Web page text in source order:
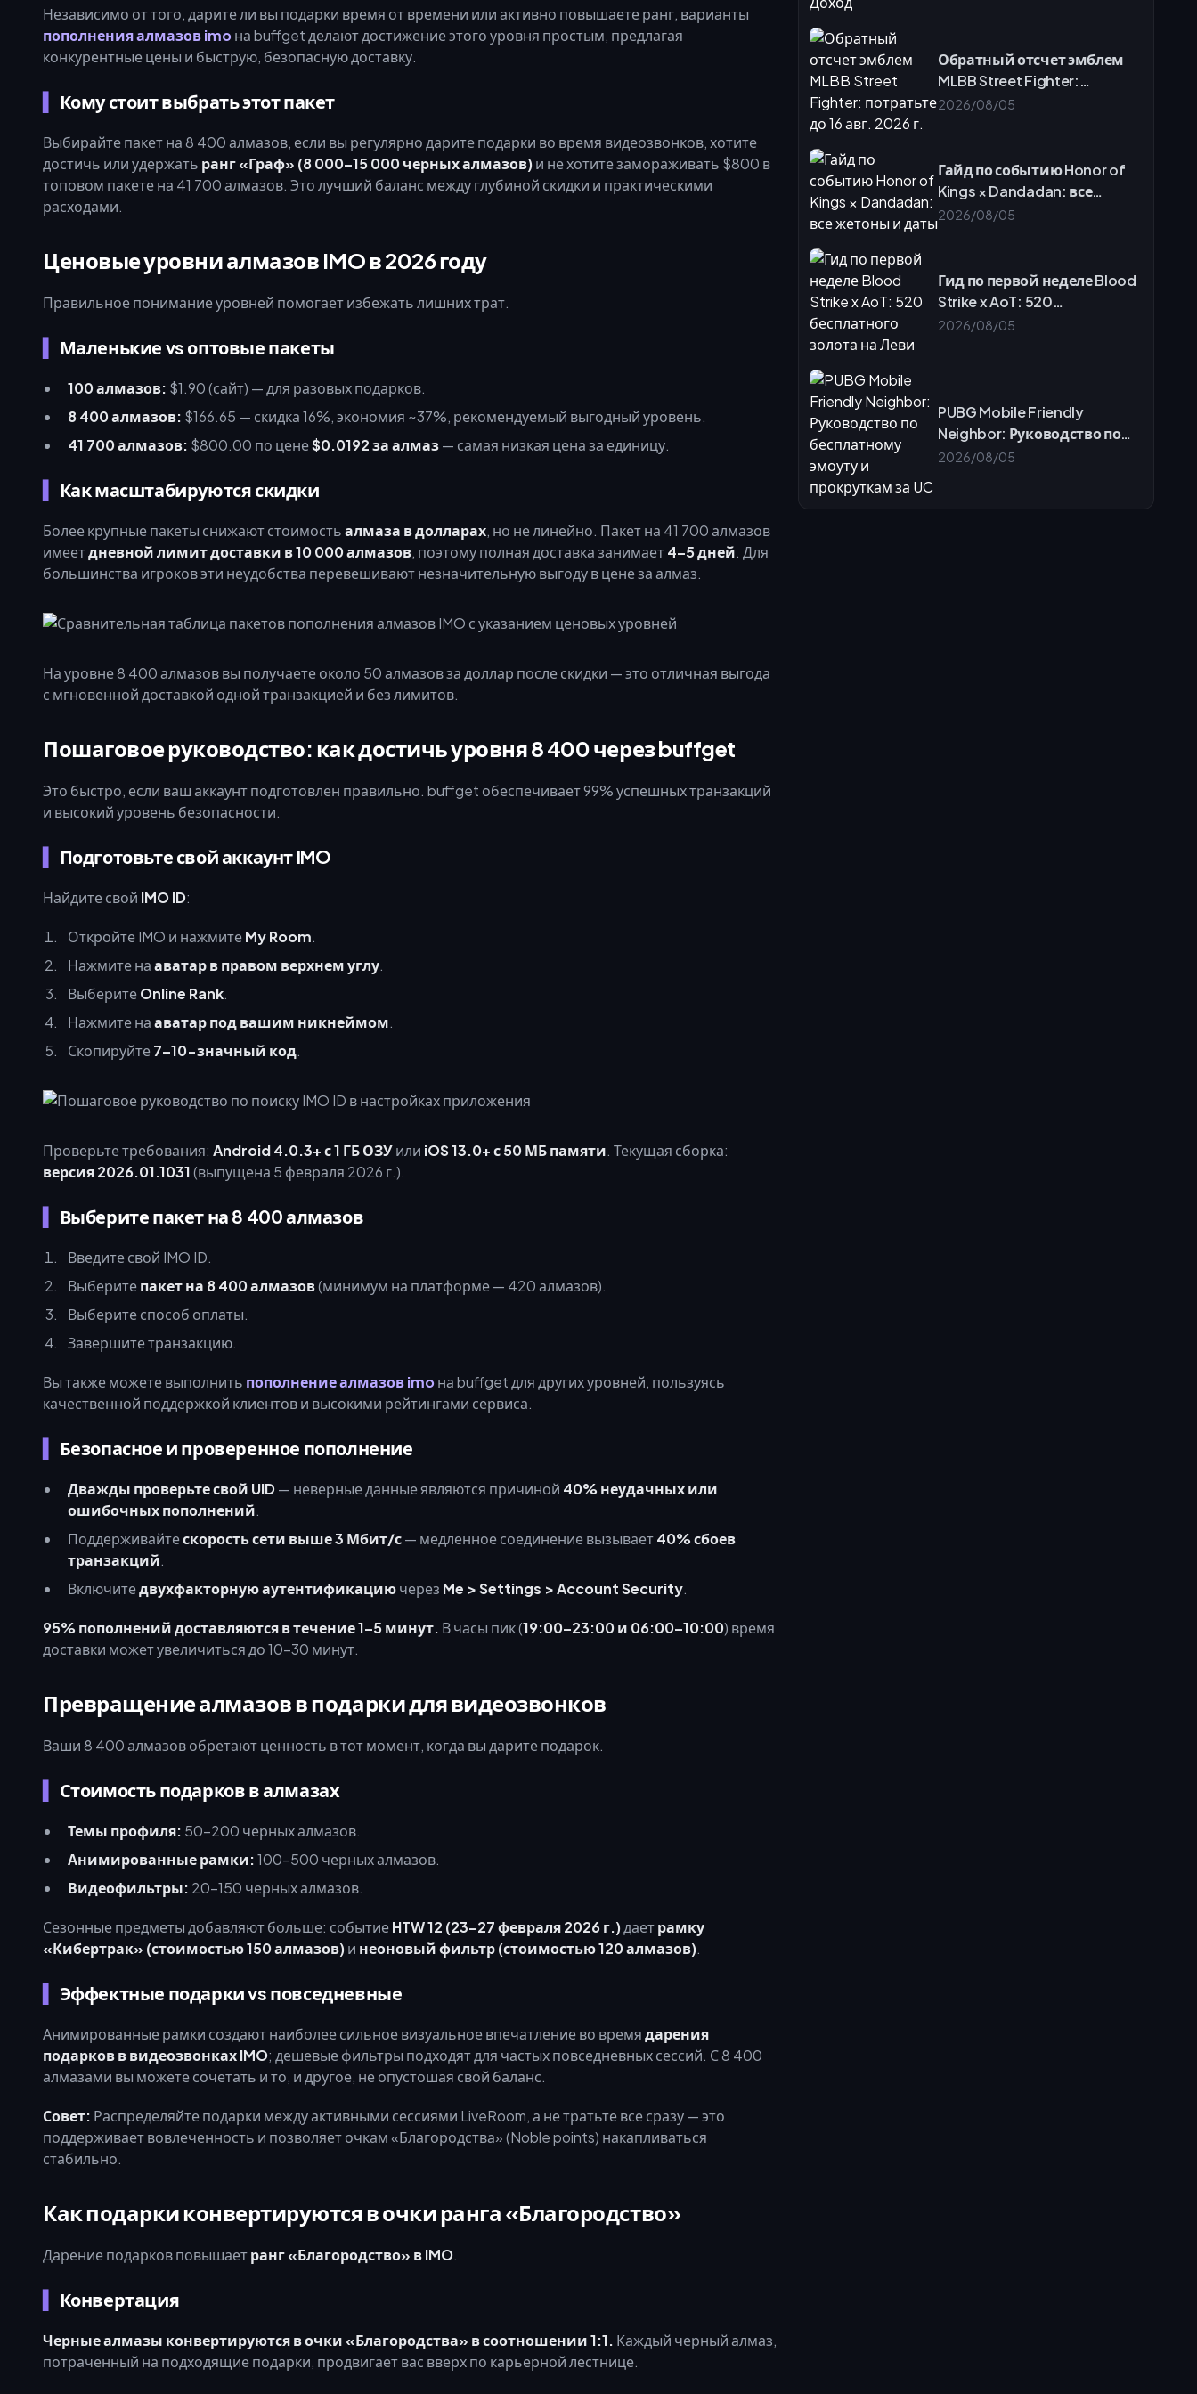
Часто задаваемые вопросы
Обратный отсчет эмблем
MLBB Street Fighter:
потратьте до 16 авг. 2026 г.
2026/08/05
Гайд по событию Honor of
Kings × Dandadan: все
жетоны и даты
2026/08/05
Гид по первой неделе Blood
Strike x AoT: 520
бесплатного золота на Леви
2026/08/05
PUBG Mobile Friendly
Neighbor: Руководство по
бесплатному эмоуту и
2026/08/05
Независимо от того, дарите ли вы подарки время от времени или активно повышаете ранг, варианты
пополнения алмазов imoна buffget делают достижение этого уровня простым, предлагая
конкурентные цены и быструю, безопасную доставку.
Кому стоит выбрать этот пакет
Выбирайте пакет на 8 400 алмазов, если вы регулярно дарите подарки во время видеозвонков, хотите
достичь или удержать ранг «Граф» (8 000–15 000 черных алмазов)и не хотите замораживать $800 в
топовом пакете на 41 700 алмазов. Это лучший баланс между глубиной скидки и практическими
расходами.
Ценовые уровни алмазов IMO в 2026 году
Правильное понимание уровней помогает избежать лишних трат.
Маленькие vs оптовые пакеты
100 алмазов: $1.90 (сайт) — для разовых подарков.
8 400 алмазов: $166.65 — скидка 16%, экономия ~37%, рекомендуемый выгодный уровень.
41 700 алмазов: $800.00 по цене$0.0192 за алмаз— самая низкая цена за единицу.
Как масштабируются скидки
Более крупные пакеты снижают стоимостьалмаза в долларах, но не линейно. Пакет на 41 700 алмазов
имеетдневной лимит доставки в 10 000 алмазов, поэтому полная доставка занимает4–5 дней. Для
большинства игроков эти неудобства перевешивают незначительную выгоду в цене за алмаз.
На уровне 8 400 алмазов вы получаете около 50 алмазов за доллар после скидки — это отличная выгода
с мгновенной доставкой одной транзакцией и без лимитов.
Пошаговое руководство: как достичь уровня 8 400 через buffget
Это быстро, если ваш аккаунт подготовлен правильно. buffget обеспечивает 99% успешных транзакций
и высокий уровень безопасности.
Подготовьте свой аккаунт IMO
Найдите свой IMO ID:
Откройте IMO и нажмитеMy Room.
Нажмите нааватар в правом верхнем углу.
ВыберитеOnline Rank.
Нажмите нааватар под вашим никнеймом.
Скопируйте7–10-значный код.
Проверьте требования: Android 4.0.3+ с 1 ГБ ОЗУили iOS 13.0+ с 50 МБ памяти. Текущая сборка:
версия 2026.01.1031(выпущена 5 февраля 2026 г.).
Выберите пакет на 8 400 алмазов
Введите свой IMO ID.
Выберитепакет на 8 400 алмазов(минимум на платформе — 420 алмазов).
Выберите способ оплаты.
Завершите транзакцию.
Вы также можете выполнить пополнение алмазов imoна buffget для других уровней, пользуясь
качественной поддержкой клиентов и высокими рейтингами сервиса.
Безопасное и проверенное пополнение
Дважды проверьте свой UID— неверные данные являются причиной 40% неудачных или
ошибочных пополнений.
Поддерживайтескорость сети выше 3 Мбит/с— медленное соединение вызывает40% сбоев
транзакций.
Включитедвухфакторную аутентификациючерез Me > Settings > Account Security.
95% пополнений доставляются в течение 1–5 минут. В часы пик (19:00–23:00 и 06:00–10:00) время
доставки может увеличиться до 10–30 минут.
Превращение алмазов в подарки для видеозвонков
Ваши 8 400 алмазов обретают ценность в тот момент, когда вы дарите подарок.
Стоимость подарков в алмазах
Темы профиля: 50–200 черных алмазов.
Анимированные рамки:100–500 черных алмазов.
Видеофильтры: 20–150 черных алмазов.
Сезонные предметы добавляют больше: событиеHTW 12 (23–27 февраля 2026 г.)даетрамку
«Кибертрак» (стоимостью 150 алмазов)и неоновый фильтр (стоимостью 120 алмазов).
Эффектные подарки vs повседневные
Анимированные рамки создают наиболее сильное визуальное впечатление во времядарения
подарков в видеозвонках IMO; дешевые фильтры подходят для частых повседневных сессий. С 8 400
алмазами вы можете сочетать и то, и другое, не опустошая свой баланс.
Совет: Распределяйте подарки между активными сессиями LiveRoom, а не тратьте все сразу — это
поддерживает вовлеченность и позволяет очкам «Благородства» (Noble points) накапливаться
стабильно.
Как подарки конвертируются в очки ранга «Благородство»
Дарение подарков повышаетранг «Благородство» в IMO.
Конвертация
Черные алмазы конвертируются в очки «Благородства» в соотношении 1:1. Каждый черный алмаз,
потраченный на подходящие подарки, продвигает вас вверх по карьерной лестнице.